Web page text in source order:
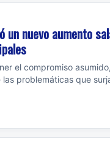
un nuevo aumento
el compromiso
problemáticas que